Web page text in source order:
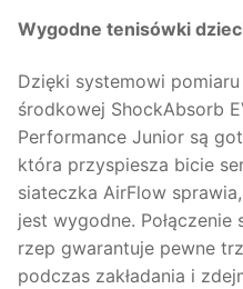
Wygodne tenisówki
Dzięki systemowi
środkowej ShockAbsorb
Performance Junior są
która przyspiesza bicie
siateczka AirFlow
jest wygodne. Połączenie
rzep gwarantuje pewne
podczas zakładania i